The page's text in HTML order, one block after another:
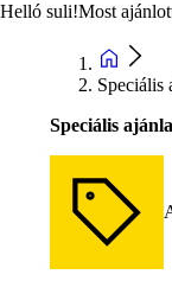
Helló suli!Most
Speciális
Speciális